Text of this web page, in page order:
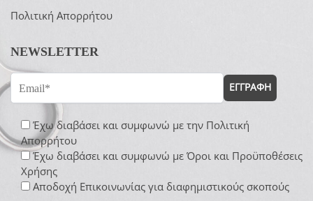
Πολιτική Απορρήτου
NEWSLETTER
ΕΓΓΡΑΦΗ
Έχω διαβάσει και συμφωνώ με την Πολιτική
Απορρήτου
Έχω διαβάσει και συμφωνώ με Όροι και Προϋποθέσεις
Χρήσης
Αποδοχή Επικοινωνίας για διαφημιστικούς σκοπούς